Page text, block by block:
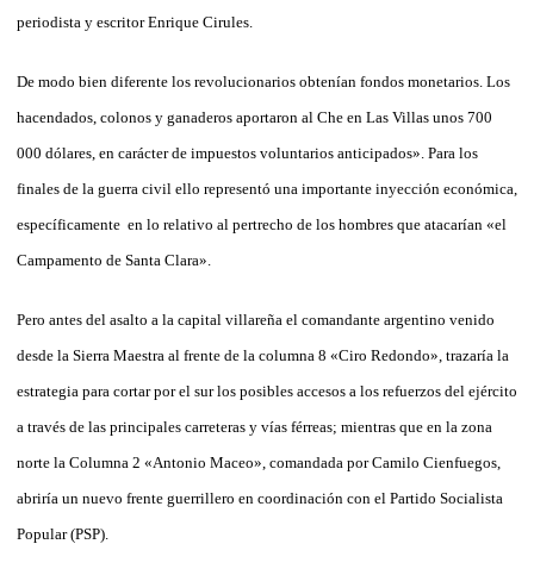
periodista y escritor Enrique Cirules.
De modo bien diferente los revolucionarios obtenían fondos monetarios. Los
hacendados, colonos y ganaderos aportaron al Che en Las Villas unos 700
000 dólares, en carácter de impuestos voluntarios anticipados». Para los
finales de la guerra civil ello representó una importante inyección económica,
específicamente en lo relativo al pertrecho de los hombres que atacarían «el
Campamento de Santa Clara».
Pero antes del asalto a la capital villareña el comandante argentino venido
desde la Sierra Maestra al frente de la columna 8 «Ciro Redondo», trazaría la
estrategia para cortar por el sur los posibles accesos a los refuerzos del ejército
a través de las principales carreteras y vías férreas; mientras que en la zona
norte la Columna 2 «Antonio Maceo», comandada por Camilo Cienfuegos,
abriría un nuevo frente guerrillero en coordinación con el Partido Socialista
Popular (PSP).